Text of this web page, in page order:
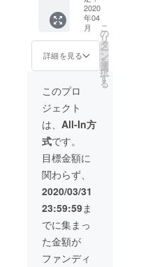
ずご記
入くだ
さい。
支援者
様のみ
される
場合は
ご記入
不要で
す。 ※
当日の
詳細は
頂いた
メール
アドレ
スにLA
MANO
から
メール
にてご
案内申
ご支援
者様で
ご負担
頂きま
すよう
お願い
申し上
げま
す。
市中央
区北1条
西1丁目
札幌市
民交流
プラザ
3F アク
セス：
地下鉄
大通駅
30番出
口から
西2丁目
地下歩
道より
直結 ※
会場ま
での交
通費、
滞在費
はご支
援者様
ンゴを3
曲披露
しま
す！ 詳
細につ
きまし
てはLA
MANO
からご
連絡い
たしま
す。 ※
有効期
限：
2020年
8月～
2021年
1月 ※
パー
ティー
会場の
確保、
会場設
が公演
の中の2
曲を踊
りま
す。 ※
公演ペ
アチ
ケット
を郵送
でお届
けいた
しま
す。ご
希望の
公演時
間を備
考欄に
必ずご
記入く
ださ
い。 ※
必ず参
加人数
2020
年04
月
詳細を見る
こ
の
リ
タ
ー
ン
を
選
択
す
る
このプロ
ジェクト
は、 All-In方
式です。
目標金額に
関わらず、
2020/03/31
23:59:59ま
でに集まっ
た金額が
ファンディ